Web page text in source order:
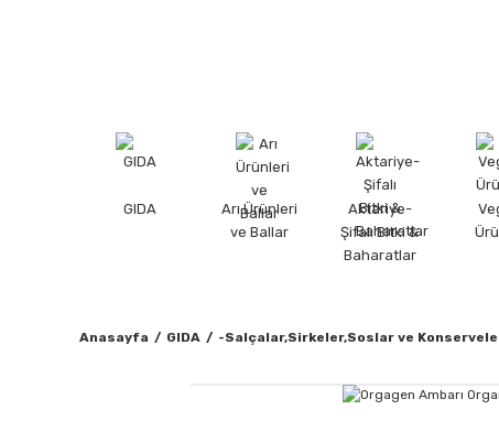
GIDA
Arı Ürünleri
ve Ballar
Aktariye-
Şifalı Bitki &
Baharatlar
Anasayfa GIDA -Salçalar,Sirkeler,Soslar ve